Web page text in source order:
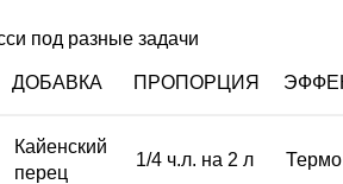
под разные задачи
ДОБАВКА ПРОПОРЦИЯ
Кайенский
перец
1/4 ч.л. на 2 л